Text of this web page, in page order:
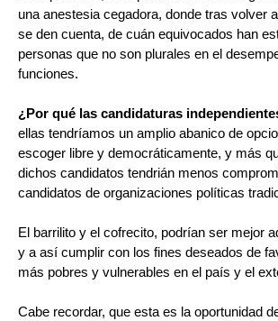
una anestesia cegadora, donde tras volver
se den cuenta, de cuán equivocados han
personas que no son plurales en el
funciones.
¿Por qué las candidaturas
ellas tendríamos un amplio abanico de
escoger libre y democráticamente, y más
dichos candidatos tendrián menos
candidatos de organizaciones políticas
El barrilito y el cofrecito, podrían ser mejor
y a así cumplir con los fines deseados de
más pobres y vulnerables en el país y el
Cabe recordar, que esta es la oportunidad